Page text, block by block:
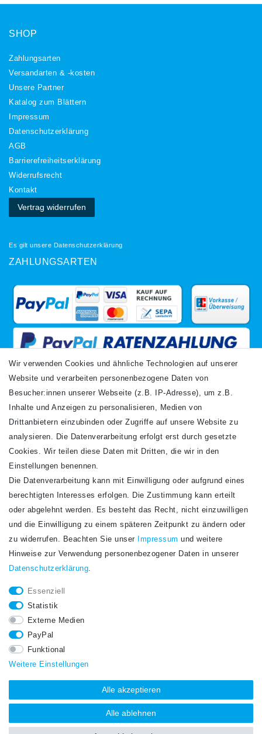
SHOP
Zahlungsarten
Versandarten & -kosten
Unsere Partner
Katalog zum Blättern
Impressum
Daten­schutz­erklärung
AGB
Barrierefreiheitserklärung
Widerrufs­recht
Kontakt
Vertrag widerrufen
Es gilt unsere Datenschutzerklärung
ZAHLUNGSARTEN
VERSANDARTEN
Newsletter
Honig
Hiermit bestätige ich, dass ich dieDaten­schutz­erklärunggelesen habe. Meine
STAY CONNECTED.
Wir verwenden Cookies und ähnliche Technologien auf unserer
Website und verarbeiten personenbezogene Daten von
Besucher:innen unserer Webseite (z.B. IP-Adresse), um z.B.
Inhalte und Anzeigen zu personalisieren, Medien von
Drittanbietern einzubinden oder Zugriffe auf unsere Website zu
analysieren. Die Datenverarbeitung erfolgt erst durch gesetzte
Cookies. Wir teilen diese Daten mit Dritten, die wir in den
Einstellungen benennen.
Die Datenverarbeitung kann mit Einwilligung oder aufgrund eines
berechtigten Interesses erfolgen. Die Zustimmung kann erteilt
oder abgelehnt werden. Es besteht das Recht, nicht einzuwilligen
und die Einwilligung zu einem späteren Zeitpunkt zu ändern oder
zu widerrufen. Beachten Sie unser
Impressum und weitere
Hinweise zur Verwendung personenbezogener Daten in unserer
Daten­schutz­erklärung.
Essenziell
Statistik
Externe Medien
PayPal
Funktional
Weitere Einstellungen
Alle akzeptieren
Alle ablehnen